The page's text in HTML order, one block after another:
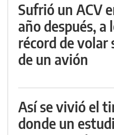
Sufrió un ACV
año después, a
récord de volar
de un avión
Así se vivió el
donde un